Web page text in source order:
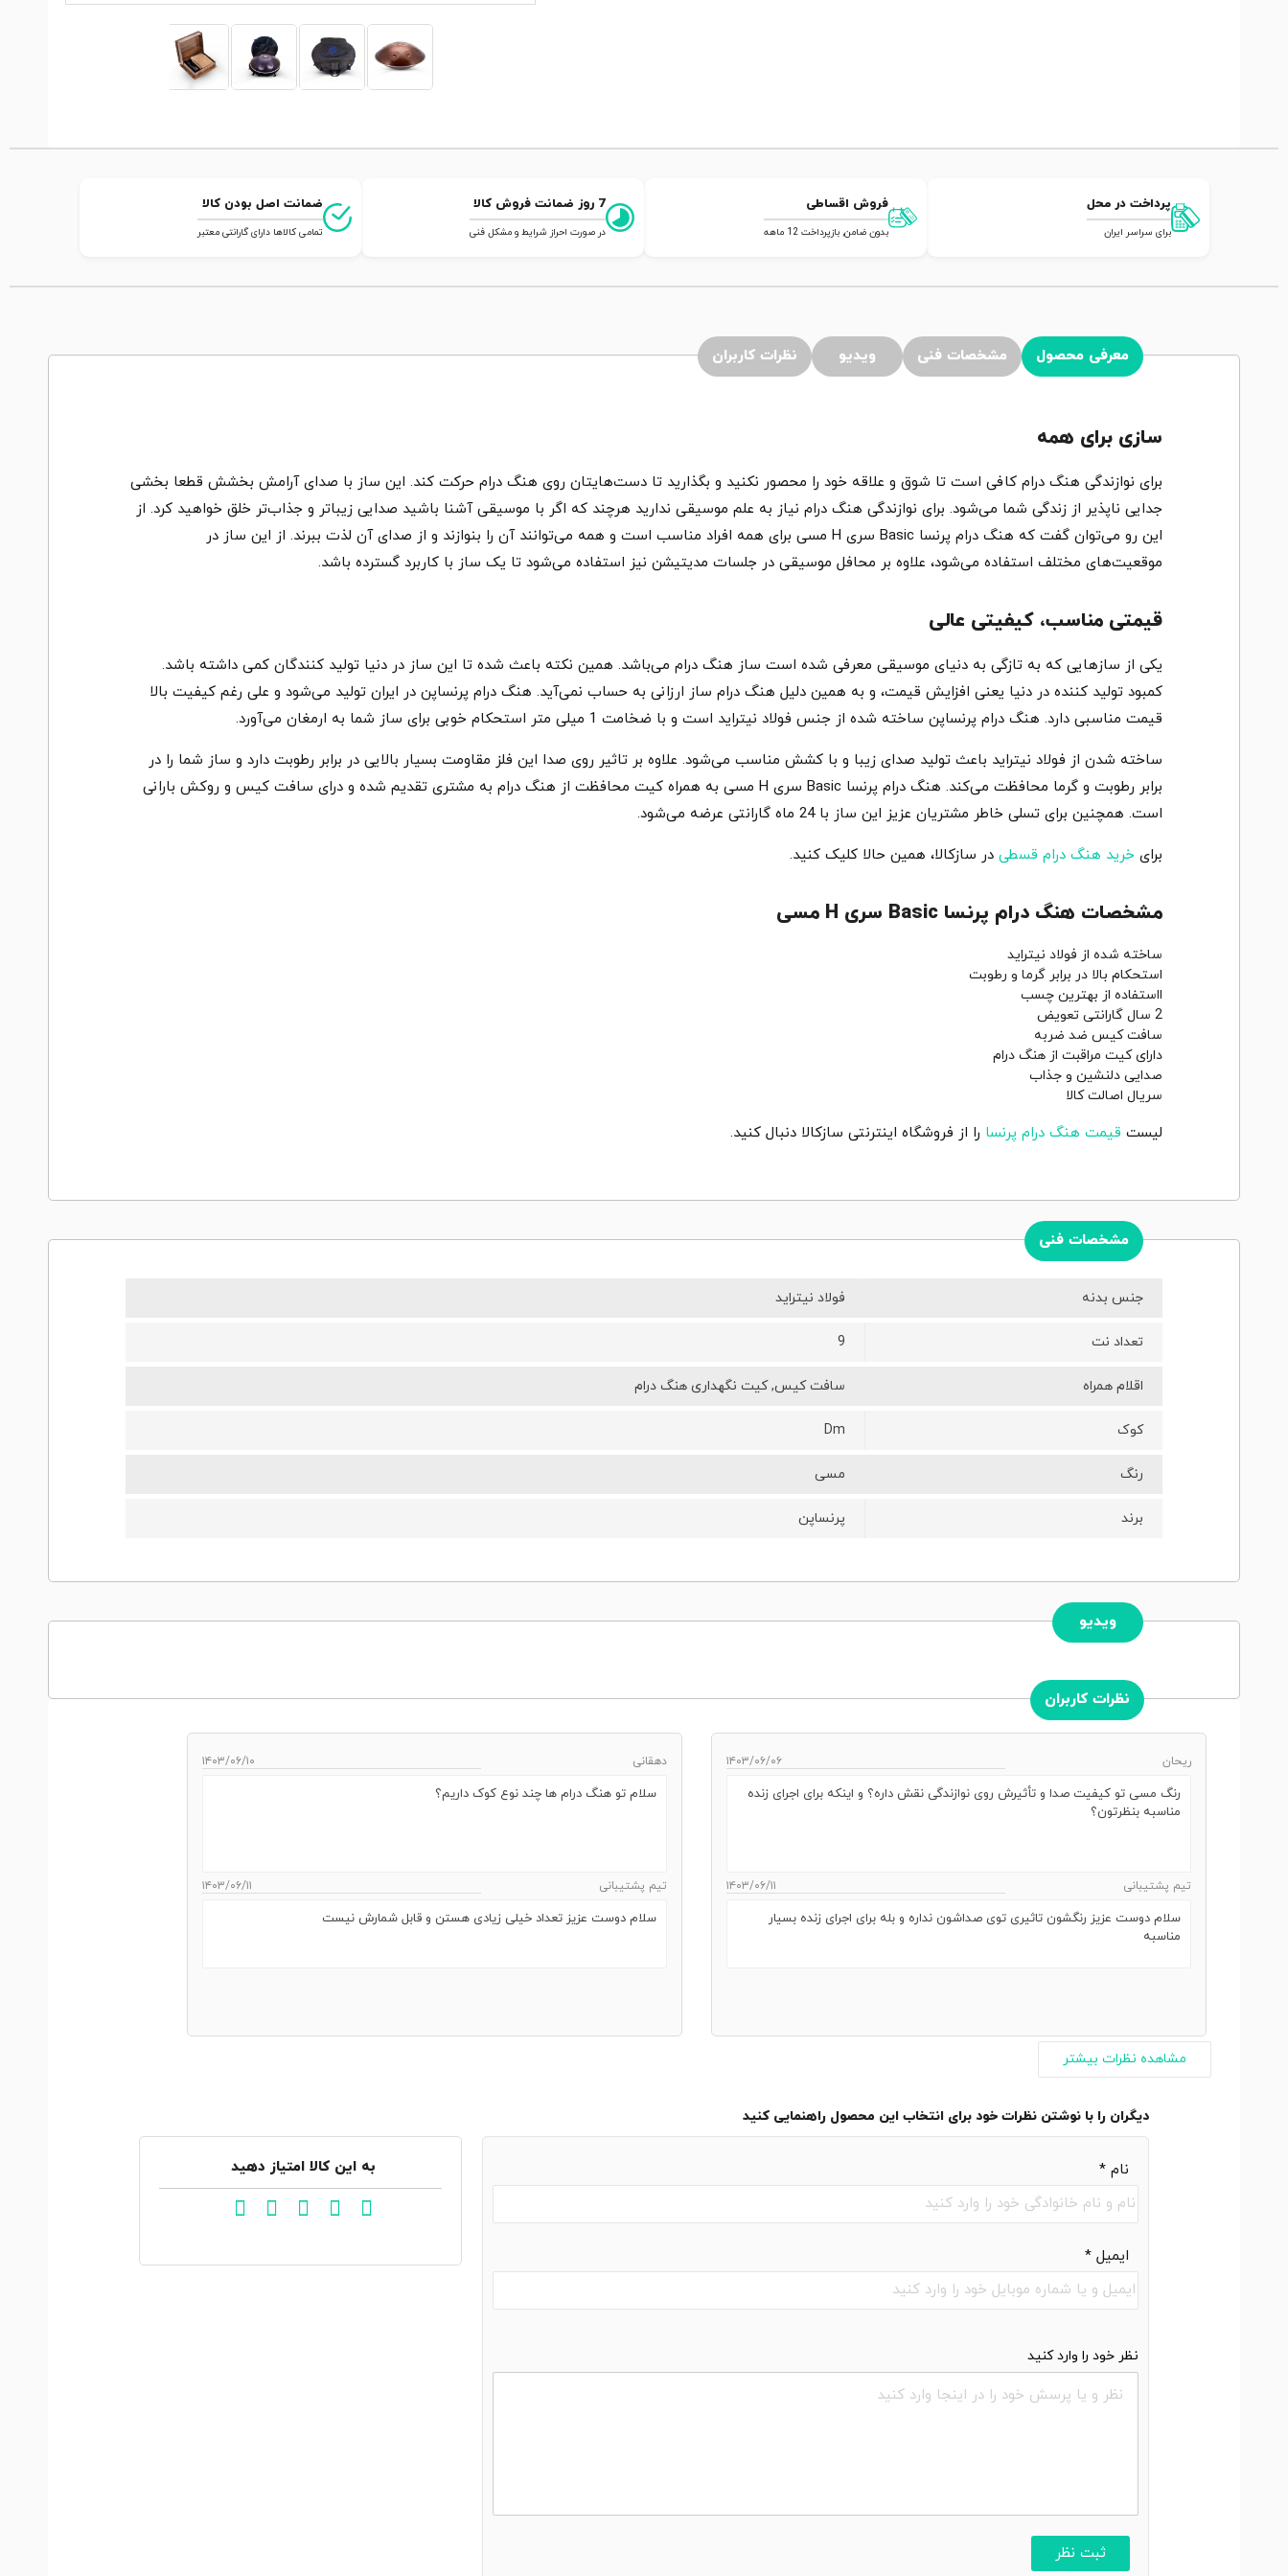
پرداخت در محل
برای سراسر ایران
فروش اقساطی
بدون ضامن, بازپرداخت 12 ماهه
7 روز ضمانت فروش کالا
در صورت احراز شرایط و مشکل فنی
ضمانت اصل بودن کالا
تمامی کالاها دارای گارانتی معتبر
معرفی محصول مشخصات فنی ویدیو نظرات کاربران
سازی برای همه
برای نوازندگی هنگ درام کافی است تا شوق و علاقه خود را محصور نکنید و بگذارید تا دست‌هایتان روی هنگ درام حرکت کند. این ساز با صدای آرامش بخشش قطعا بخشی
جدایی ناپذیر از زندگی شما می‌شود. برای نوازندگی هنگ درام نیاز به علم موسیقی ندارید هرچند که اگر با موسیقی آشنا باشید صدایی زیباتر و جذاب‌تر خلق خواهید کرد. از
این رو می‌توان گفت که هنگ درام پرنسا Basic سری H مسی برای همه افراد مناسب است و همه می‌توانند آن را بنوازند و از صدای آن لذت ببرند. از این ساز در
موقعیت‌های مختلف استفاده می‌شود، علاوه بر محافل موسیقی در جلسات مدیتیشن نیز استفاده می‌شود تا یک ساز با کاربرد گسترده باشد.
قیمتی مناسب، کیفیتی عالی
یکی از سازهایی که به تازگی به دنیای موسیقی معرفی شده است ساز هنگ درام می‌باشد. همین نکته باعث شده تا این ساز در دنیا تولید کنندگان کمی داشته باشد.
کمبود تولید کننده در دنیا یعنی افزایش قیمت، و به همین دلیل هنگ درام ساز ارزانی به حساب نمی‌آید. هنگ درام پرنساپن در ایران تولید می‌شود و علی رغم کیفیت بالا
قیمت مناسبی دارد. هنگ درام پرنساپن ساخته شده از جنس فولاد نیتراید است و با ضخامت 1 میلی متر استحکام خوبی برای ساز شما به ارمغان می‌آورد.
ساخته شدن از فولاد نیتراید باعث تولید صدای زیبا و با کشش مناسب می‌شود. علاوه بر تاثیر روی صدا این فلز مقاومت بسیار بالایی در برابر رطوبت دارد و ساز شما را در
برابر رطوبت و گرما محافظت می‌کند. هنگ درام پرنسا Basic سری H مسی به همراه کیت محافظت از هنگ درام به مشتری تقدیم شده و درای سافت کیس و روکش بارانی
است. همچنین برای تسلی خاطر مشتریان عزیز این ساز با 24 ماه گارانتی عرضه می‌شود.
برای خرید هنگ درام قسطیدر سازکالا، همین حالا کلیک کنید.
مشخصات هنگ درام پرنسا Basic سری H مسی
ساخته شده از فولاد نیتراید
استحکام بالا در برابر گرما و رطوبت
ااستفاده از بهترین چسب
2 سال گارانتی تعویض
سافت کیس ضد ضربه
دارای کیت مراقبت از هنگ درام
صدایی دلنشین و جذاب
سریال اصالت کالا
لیست قیمت هنگ درام پرنسا را از فروشگاه اینترنتی سازکالا دنبال کنید.
مشخصات فنی
جنس بدنه فولاد نیتراید
تعداد نت 9
اقلام همراه سافت کیس, کیت نگهداری هنگ درام
کوک Dm
رنگ مسی
برند پرنساپن
ویدیو
نظرات کاربران
ریحان ۱۴۰۳/۰۶/۰۶
رنگ مسی تو کیفیت صدا و تأثیرش روی نوازندگی نقش داره؟ و اینکه برای اجرای زنده
مناسبه بنظرتون؟
تیم پشتیبانی ۱۴۰۳/۰۶/۱۱
سلام دوست عزیز رنگشون تاثیری توی صداشون نداره و بله برای اجرای زنده بسیار
مناسبه
دهقانی ۱۴۰۳/۰۶/۱۰
سلام تو هنگ درام ها چند نوع کوک داریم؟
تیم پشتیبانی ۱۴۰۳/۰۶/۱۱
سلام دوست عزیز تعداد خیلی زیادی هستن و قابل شمارش نیست
مشاهده نظرات بیشتر
دیگران را با نوشتن نظرات خود برای انتخاب این محصول راهنمایی کنید
نام*
ایمیل*
به این کالا امتیاز دهید